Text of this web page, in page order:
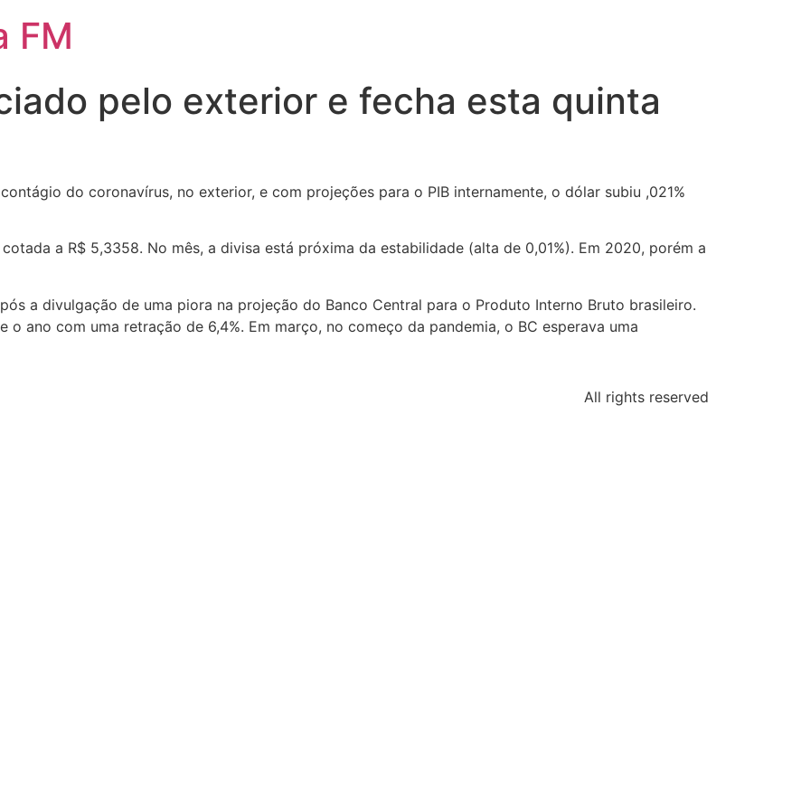
FM
pelo exterior e fecha esta quinta
do coronavírus, no exterior, e com projeções para o PIB internamente, o dólar subiu ,021%
a R$ 5,3358. No mês, a divisa está próxima da estabilidade (alta de 0,01%). Em 2020, porém a
a divulgação de uma piora na projeção do Banco Central para o Produto Interno Bruto brasileiro.
ano com uma retração de 6,4%. Em março, no começo da pandemia, o BC esperava uma
All rights reserved